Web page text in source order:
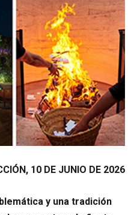
10 DE JUNIO DE 2026
y una tradición